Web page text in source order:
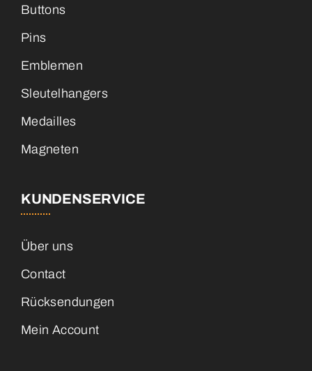
Buttons
Pins
Emblemen
Sleutelhangers
Medailles
Magneten
KUNDENSERVICE
Über uns
Contact
Rücksendungen
Mein Account